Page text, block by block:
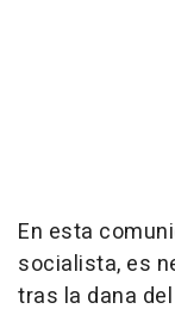
En esta
socialista, es
tras la dana